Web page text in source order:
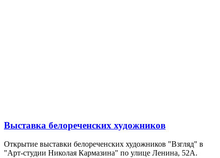
Выставка белореченских художников
Открытие выставки белореченских художников "Взгляд" в
"Арт-студии Николая Кармазина" по улице Ленина, 52А.